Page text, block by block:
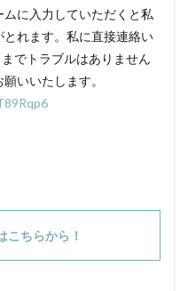
に入力していただくと私
れます。私に直接連絡い
でトラブルはありません
いいたします。
こちらから！